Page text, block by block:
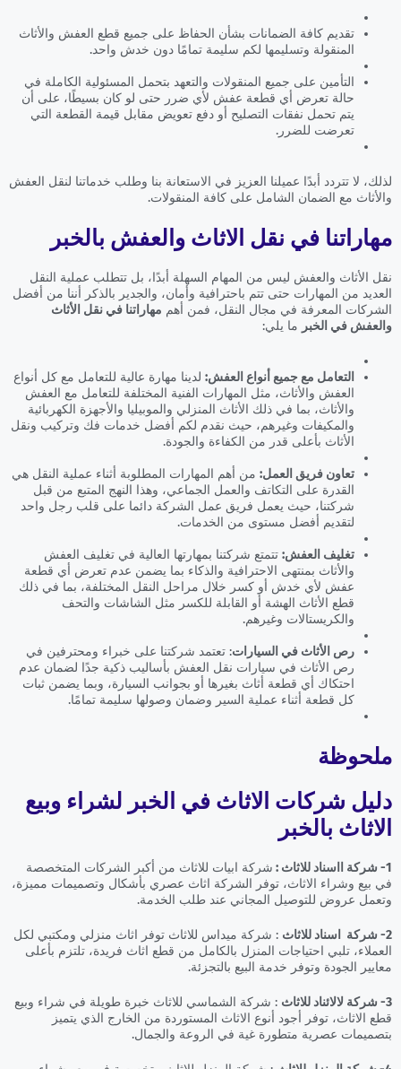
تقديم كافة الضمانات بشأن الحفاظ على جميع قطع العفش والأثاث
المنقولة وتسليمها لكم سليمة تمامًا دون خدش واحد.
التأمين على جميع المنقولات والتعهد بتحمل المسئولية الكاملة في
حالة تعرض أي قطعة عفش لأي ضرر حتى لو كان بسيطًا، على أن
يتم تحمل نفقات التصليح أو دفع تعويض مقابل قيمة القطعة التي
تعرضت للضرر.
لذلك، لا تتردد أبدًا عميلنا العزيز في الاستعانة بنا وطلب خدماتنا لنقل العفش
والأثاث مع الضمان الشامل على كافة المنقولات.
مهاراتنا في نقل الاثاث والعفش بالخبر
نقل الأثاث والعفش ليس من المهام السهلة أبدًا، بل تتطلب عملية النقل
العديد من المهارات حتى تتم باحترافية وأمان، والجدير بالذكر أننا من أفضل
الشركات المعرفة في مجال النقل، فمن أهم مهاراتنا في نقل الأثاث
والعفش في الخبر ما يلي:
التعامل مع جميع أنواع العفش: لدينا مهارة عالية للتعامل مع كل أنواع
العفش والأثاث، مثل المهارات الفنية المختلفة للتعامل مع العفش
والأثاث، بما في ذلك الأثاث المنزلي والموبيليا والأجهزة الكهربائية
والمكيفات وغيرهم، حيث نقدم لكم أفضل خدمات فك وتركيب ونقل
الأثاث بأعلى قدر من الكفاءة والجودة.
تعاون فريق العمل: من أهم المهارات المطلوبة أثناء عملية النقل هي
القدرة على التكاتف والعمل الجماعي، وهذا النهج المتبع من قبل
شركتنا، حيث يعمل فريق عمل الشركة دائما على قلب رجل واحد
لتقديم أفضل مستوى من الخدمات.
تغليف العفش: تتمتع شركتنا بمهارتها العالية في تغليف العفش
والأثاث بمنتهى الاحترافية والذكاء بما يضمن عدم تعرض أي قطعة
عفش لأي خدش أو كسر خلال مراحل النقل المختلفة، بما في ذلك
قطع الأثاث الهشة أو القابلة للكسر مثل الشاشات والتحف
والكريستالات وغيرهم.
رص الأثاث في السيارات: تعتمد شركتنا على خبراء ومحترفين في
رص الأثاث في سيارات نقل العفش بأساليب ذكية جدًا لضمان عدم
احتكاك أي قطعة أثاث بغيرها أو بجوانب السيارة، وبما يضمن ثبات
كل قطعة أثناء عملية السير وضمان وصولها سليمة تمامًا.
ملحوظة
دليل شركات الاثاث في الخبر لشراء وبيع
الاثاث بالخبر
1- شركة ااسناد للاثاث :
شركة ابيات للاثاث من أكبر الشركات المتخصصة
في بيع وشراء الاثاث، توفر الشركة اثاث عصري بأشكال وتصميمات مميزة،
وتعمل عروض للتوصيل المجاني عند طلب الخدمة.
2- شركة اسناد للاثاث
: شركة ميداس للاثاث توفر اثاث منزلي ومكتبي لكل
العملاء، تلبي احتياجات المنزل بالكامل من قطع اثاث فريدة، تلتزم بأعلى
معايير الجودة وتوفر خدمة البيع بالتجزئة.
3- شركة لالائناد للاثاث
: شركة الشماسي للاثاث خبرة طويلة في شراء وبيع
قطع الاثاث، توفر أجود أنوع الاثاث المستوردة من الخارج الذي يتميز
بتصميمات عصرية متطورة غية في الروعة والجمال.